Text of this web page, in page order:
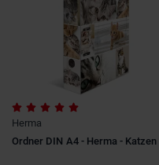
Herma
Ordner DIN A4 - Herma - Katzen